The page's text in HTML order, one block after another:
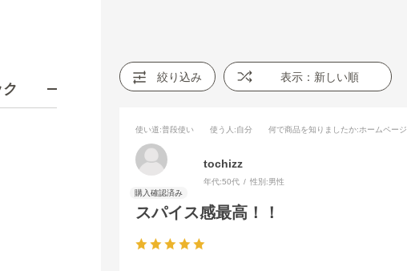
絞り込み 表示：新しい順
スパイス感最高！！
使い道:普段使い 使う人 :自分 何で商品を知りましたか:ホームページ
tochizz
年代:50代 性別:男性